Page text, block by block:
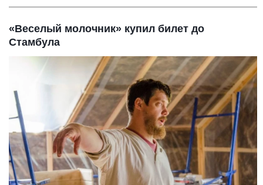
«Веселый молочник» купил билет до
Стамбула